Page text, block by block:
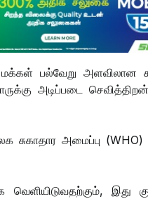
மக்கள் பல்வேறு அளவிலான
அடிப்படை
சுகாதார அமைப்பு
இது